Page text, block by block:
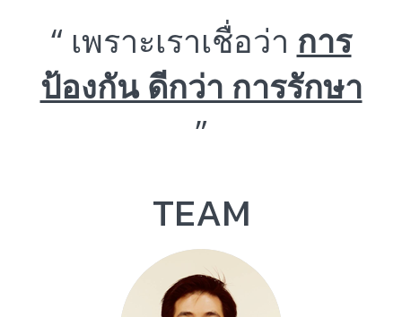
“ เพราะเราเชื่อว่า การ
ป้องกัน ดีกว่า การรักษา
”
TEAM